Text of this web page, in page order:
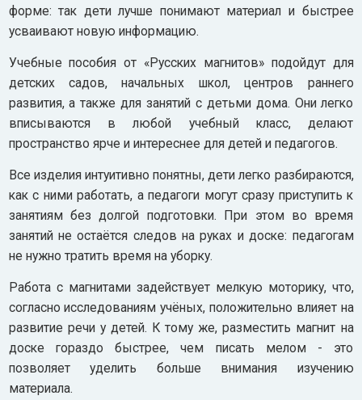
форме: так дети лучше понимают материал и быстрее
усваивают новую информацию.
Учебные пособия от «Русских магнитов» подойдут для
детских садов, начальных школ, центров раннего
развития, а также для занятий с детьми дома. Они легко
вписываются в любой учебный класс, делают
пространство ярче и интереснее для детей и педагогов.
Все изделия интуитивно понятны, дети легко разбираются,
как с ними работать, а педагоги могут сразу приступить к
занятиям без долгой подготовки. При этом во время
занятий не остаётся следов на руках и доске: педагогам
не нужно тратить время на уборку.
Работа с магнитами задействует мелкую моторику, что,
согласно исследованиям учёных, положительно влияет на
развитие речи у детей. К тому же, разместить магнит на
доске гораздо быстрее, чем писать мелом - это
позволяет уделить больше внимания изучению
материала.